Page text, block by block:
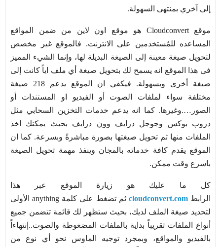
إلى آخري بمنتهى السهولة.
موقع Cloudconvert هو موقع اون لاين من ضمن المواقع
المساعده للمُستخدمين على الانترنت. فالموقع غير مخصص
لتحويل صيغة معينة إلى الصيغة البديلة لها، وإنما الشيء المميز
فى هذا الموقع انه يسمح لك بتحويل صيغة أي ملف اياً كانت إلى
صيغة أخرى وبسهولة. فيكفي ان الموقع يدعم 218 صيغة
مختلفة سواء لملفات الصوت أو الفيديو او المستندات أو
الصور….وغيرها. كما انه يدعم خدمات التخزين السحابي مثل
دروب بوكس وجوجل درايف وون درايف بحيث يمكنك اخذ
الملفات منها ثم تحويل صيغتها بصورة مباشرةً وبسرعة. كما ان
الموقع يقدم كافة خدماته بالمجان وينفذ مهمة تحويل الصيغة
باسرع وقت ممكن.
كل ما عليك هو زيارة الموقع عبر هذا
الرابطcloudconvert.com
ثم تضغط على كلمة anything الأولى
لتحديد صيغة الملف لديك، بحيث ستظهر لك قائمة تتضمن جميع
أنواع الملفات تقريباً بداية بالملفات المضغوطة والصوت..إنتهاءاً
بالفيديو والمواقع، وبمجرد توجيه الماوس نحو أي نوع من